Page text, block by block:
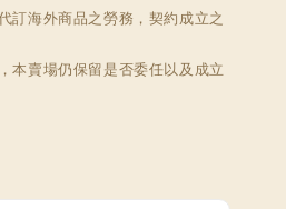
海外商品之勞務，契約成立之
賣場仍保留是否委任以及成立